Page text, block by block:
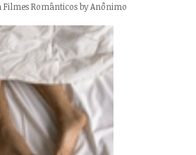
Filmes RomânticosbyAnônimo